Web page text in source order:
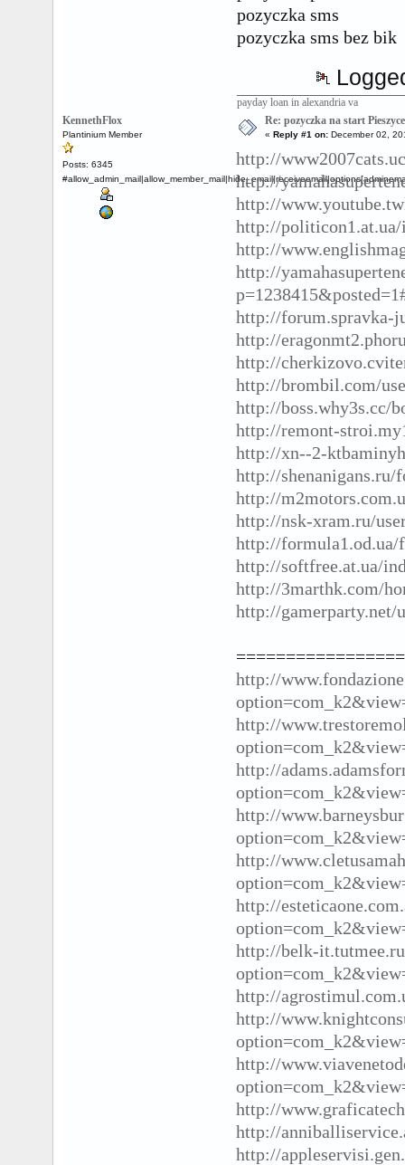
pozyczka sms
pozyczka sms bez bik
payday loan in alexandria va
KennethFlox
Plantinium Member
Posts: 6345
Re: pozyczka na start
« Reply #1 on: December 02,
http://
http://
http://
http://
http://
http://
http://forum.spravka-
http://
http://
http://brombil.com/
http://boss.why3s.cc/
http://remont-
http://xn--2-
http://shenanigans.ru/
http://
http://nsk-xram.ru/
http://formula1.od.ua/
http://softfree.at.ua/
http://3marthk.com/
http://gamerparty.net/
http://
http://
http://
http://
http://
http://
http://belk-
http://
http://
http://
http://
http://
http://